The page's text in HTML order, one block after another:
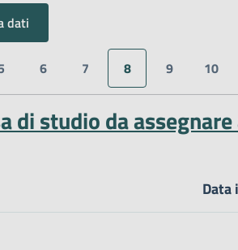
dati
6 7 8 9 10
studio da assegnare
Data